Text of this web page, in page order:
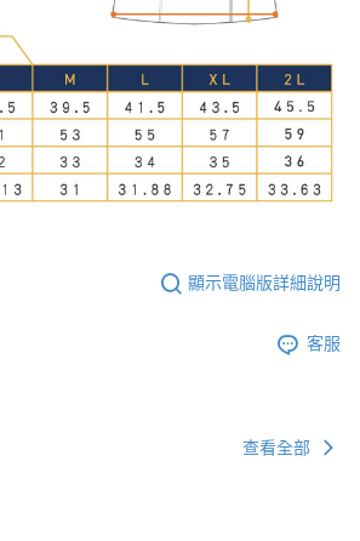
顯示電腦版詳細說明
客服
查看全部